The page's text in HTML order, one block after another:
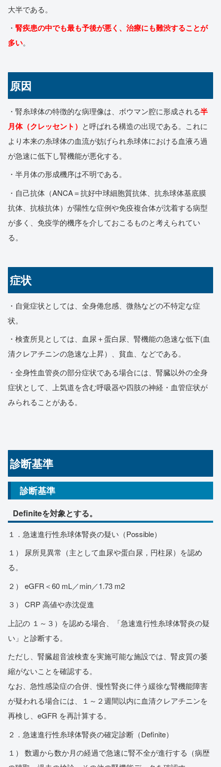
大半である。
・ 腎疾患の中でも最も予後が悪く、治療にも難渋することが
多い。
原因
・腎糸球体の特徴的な病理像は、ボウマン腔に形成される半
月体（クレッセント） と呼ばれる構造の出現である。これに
より本来の糸球体の血流が妨げられ糸球体における血液ろ過
が急速に低下し腎機能が悪化する。
・半月体の形成機序は不明である。
・自己抗体（ANCA＝抗好中球細胞質抗体、抗糸球体基底膜
抗体、抗核抗体）が陽性な症例や免疫複合体が沈着する病型
が多く、免疫学的機序を介しておこるものと考えられてい
る。
症状
・自覚症状としては、全身倦怠感、微熱などの不特定な症
状。
・検査所見としては、血尿＋蛋白尿、腎機能の急速な低下(血
清クレアチニンの急速な上昇）、貧血、などである。
・全身性血管炎の部分症状である場合には、腎臓以外の全身
症状として、上気道を含む呼吸器や四肢の神経・血管症状が
みられることがある。
診断基準
診断基準
Definiteを対象とする。
１．急速進行性糸球体腎炎の疑い（Possible）
１） 尿所見異常（主として血尿や蛋白尿，円柱尿）を認め
る。
２） eGFR＜60 mL／min／1.73 m2
３） CRP 高値や赤沈促進
上記の １～３）を認める場合、「急速進行性糸球体腎炎の疑
い」と診断する。
ただし、腎臓超音波検査を実施可能な施設では、腎皮質の萎
縮がないことを確認する。
なお、急性感染症の合併、慢性腎炎に伴う緩徐な腎機能障害
が疑われる場合には、１～２週間以内に血清クレアチニンを
再検し、eGFR を再計算する。
２．急速進行性糸球体腎炎の確定診断（Definite）
１） 数週から数か月の経過で急速に腎不全が進行する（病歴